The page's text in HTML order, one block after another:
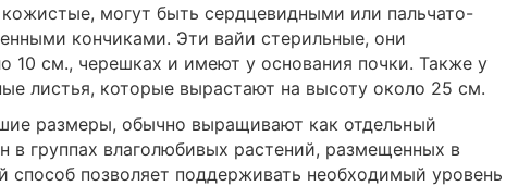
могут быть сердцевидными или пальчато-
кончиками. Эти вайи стерильные, они
10 см., черешках и имеют у основания почки. Также у
листья, которые вырастают на высоту около 25 см.
размеры, обычно выращивают как отдельный
в группах влаголюбивых растений, размещенных в
способ позволяет поддерживать необходимый уровень